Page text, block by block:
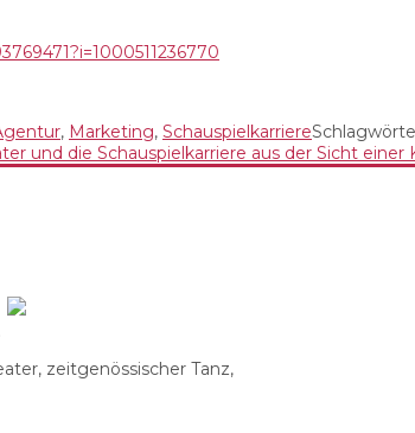
, Marketing, Schauspielkarriere
und die Schauspielkarriere aus der Sicht
zeitgenössischer Tanz,